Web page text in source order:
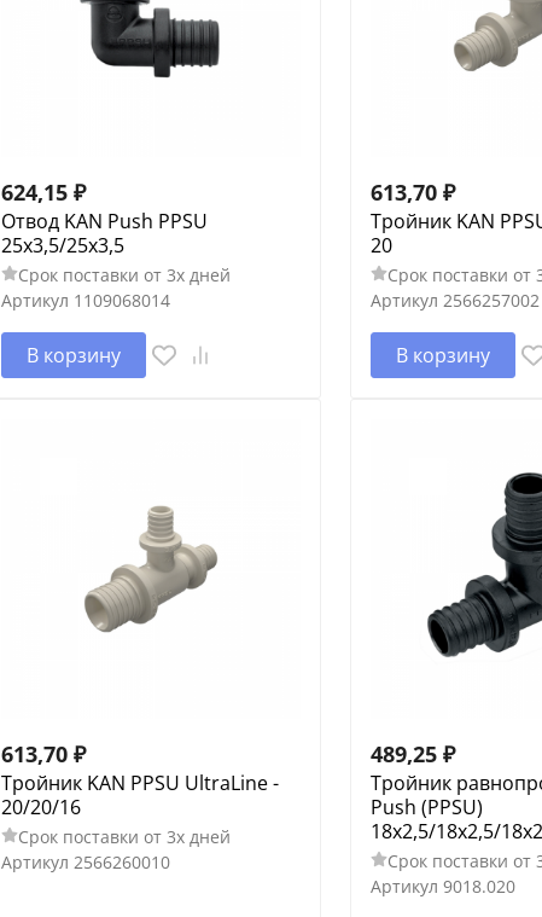
624,15 ₽
Отвод KAN Push PPSU
25х3,5/25х3,5
Срок поставки от 3х дней
Артикул 1109068014
В корзину
613,70 ₽
Тройник KAN
20
Срок поставки от
Артикул 2566257002
В корзину
613,70 ₽
Тройник KAN PPSU UltraLine -
20/20/16
Срок поставки от 3х дней
Артикул 2566260010
489,25 ₽
Тройник
Push (PPSU)
18х2,5/18х2,5/
Срок поставки от
Артикул 9018.020